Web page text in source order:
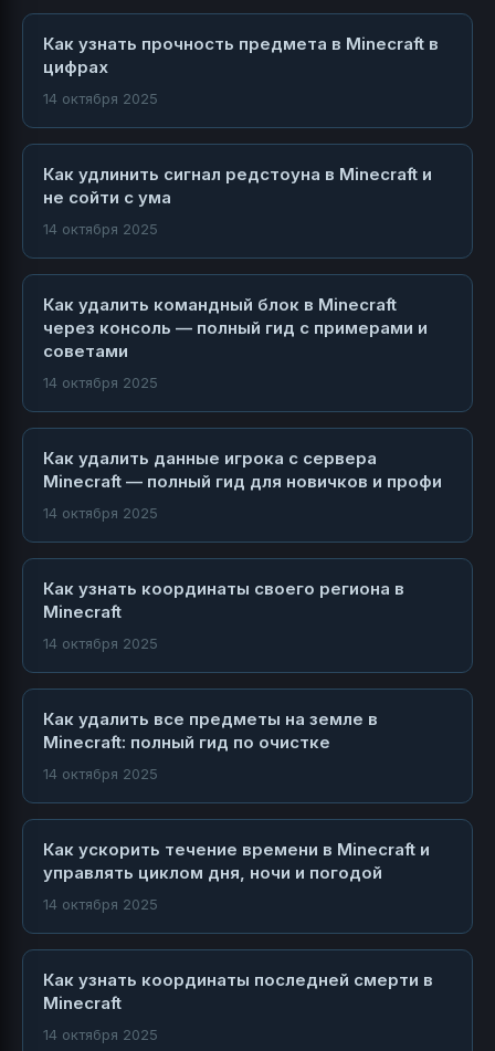
Как узнать прочность предмета в Minecraft в
цифрах
14 октября 2025
Как удлинить сигнал редстоуна в Minecraft и
не сойти с ума
14 октября 2025
Как удалить командный блок в Minecraft
через консоль — полный гид с примерами и
советами
14 октября 2025
Как удалить данные игрока с сервера
Minecraft — полный гид для новичков и профи
14 октября 2025
Как узнать координаты своего региона в
Minecraft
14 октября 2025
Как удалить все предметы на земле в
Minecraft: полный гид по очистке
14 октября 2025
Как ускорить течение времени в Minecraft и
управлять циклом дня, ночи и погодой
14 октября 2025
Как узнать координаты последней смерти в
Minecraft
14 октября 2025